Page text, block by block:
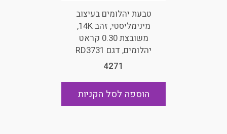
טבעת יהלומים בעיצוב
מינימליסטי, זהב 14K,
משובצת 0.30 קראט
יהלומים, דגם RD3731
4271
הוספה לסל הקניות